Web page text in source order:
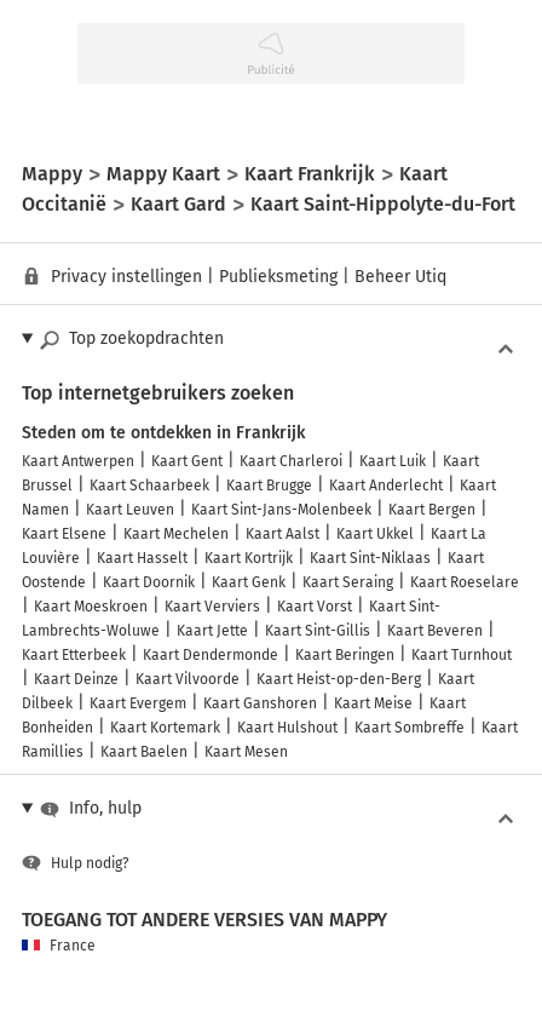
Mappy Mappy Kaart Kaart Frankrijk
Kaart
Occitanië
Kaart Gard Kaart Saint-Hippolyte-du-Fort
Privacy instellingen Publieksmeting| Beheer Utiq
Top zoekopdrachten
Top internetgebruikers zoeken
Steden om te ontdekken in Frankrijk
Kaart Antwerpen Kaart Gent Kaart Charleroi Kaart Luik
Kaart
Brussel
Kaart Schaarbeek Kaart Brugge Kaart Anderlecht
Kaart
Namen
Kaart Leuven Kaart Sint-Jans-Molenbeek
Kaart Bergen
Kaart Elsene
Kaart Mechelen Kaart Aalst Kaart Ukkel
Kaart La
Louvière
Kaart Hasselt Kaart Kortrijk Kaart Sint-Niklaas
Kaart
Oostende
Kaart Doornik Kaart Genk Kaart Seraing
Kaart Roeselare
Kaart Moeskroen
Kaart Verviers Kaart Vorst
Kaart Sint-
Lambrechts-Woluwe
Kaart Jette Kaart Sint-Gillis
Kaart Beveren
Kaart Etterbeek
Kaart Dendermonde Kaart Beringen
Kaart Turnhout
Kaart Deinze
Kaart Vilvoorde Kaart Heist-op-den-Berg
Kaart
Dilbeek
Kaart Evergem Kaart Ganshoren Kaart Meise
Kaart
Bonheiden
Kaart Kortemark Kaart Hulshout Kaart Sombreffe
Kaart
Ramillies
Kaart Baelen Kaart Mesen
Info, hulp
Hulp nodig?
TOEGANG TOT ANDERE VERSIES VAN MAPPY
France